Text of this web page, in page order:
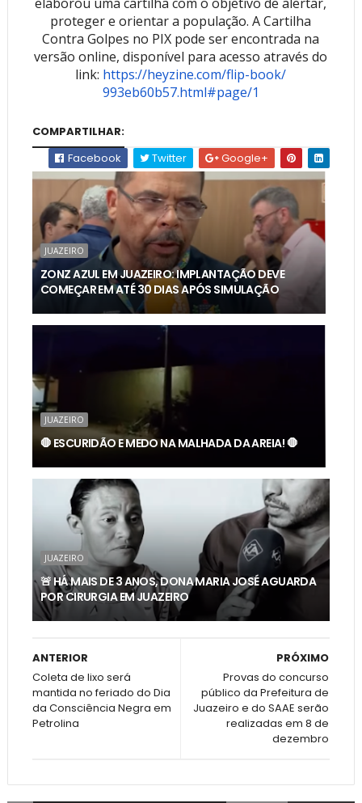
proteger e orientar a população. A Cartilha
Contra Golpes no PIX pode ser encontrada na
versão online, disponível para acesso através do
link: https://heyzine.com/flip-book/
993eb60b57.html#page/1
COMPARTILHAR:
Facebook
Twitter Google+
JUAZEIRO
ZONZ AZUL EM JUAZEIRO: IMPLANTAÇÃO DEVE
COMEÇAR EM ATÉ 30 DIAS APÓS SIMULAÇÃO
JUAZEIRO
🛑 ESCURIDÃO E MEDO NA MALHADA DA AREIA! 🛑
JUAZEIRO
🚨 HÁ MAIS DE 3 ANOS, DONA MARIA JOSÉ AGUARDA
POR CIRURGIA EM JUAZEIRO
PRÓXIMO
Provas do concurso
público da Prefeitura de
Juazeiro e do SAAE serão
realizadas em 8 de
dezembro
ANTERIOR
Coleta de lixo será
mantida no feriado do Dia
da Consciência Negra em
Petrolina